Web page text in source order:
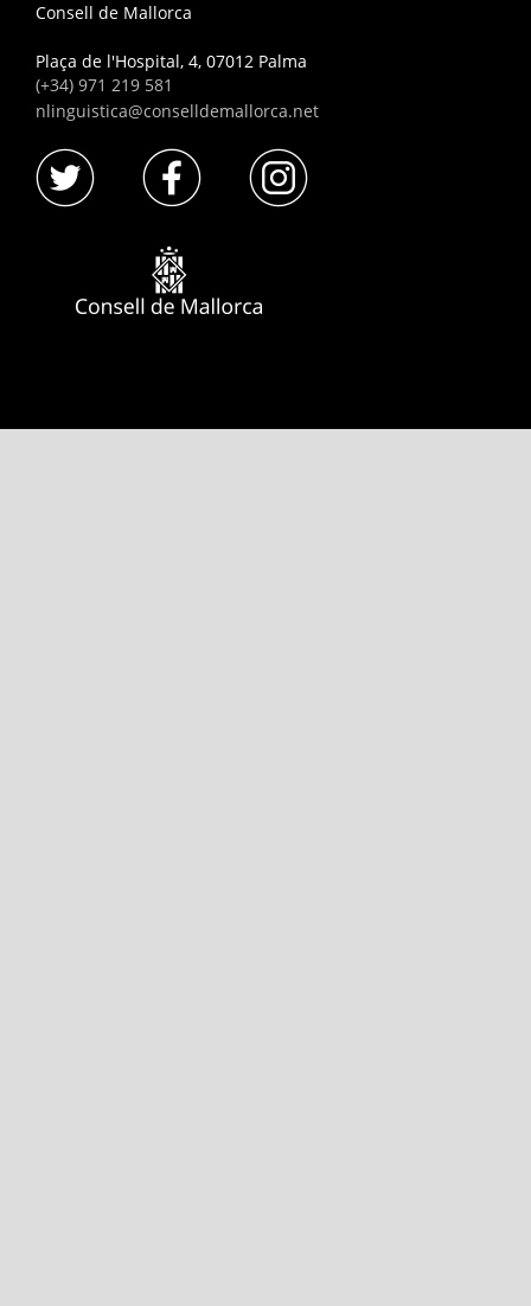
Consell de Mallorca
Plaça de l'Hospital, 4, 07012 Palma
(+34) 971 219 581
nlinguistica@conselldemallorca.net